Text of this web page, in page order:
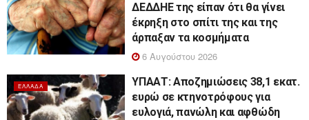
ΔΕΔΔΗΕ της είπαν ότι θα γίνει
έκρηξη στο σπίτι της και της
άρπαξαν τα κοσμήματα
6 Αυγούστου 2026
ΕΛΛΆΔΑ
ΥΠΑΑΤ: Αποζημιώσεις 38,1 εκατ.
ευρώ σε κτηνοτρόφους για
ευλογιά, πανώλη και αφθώδη